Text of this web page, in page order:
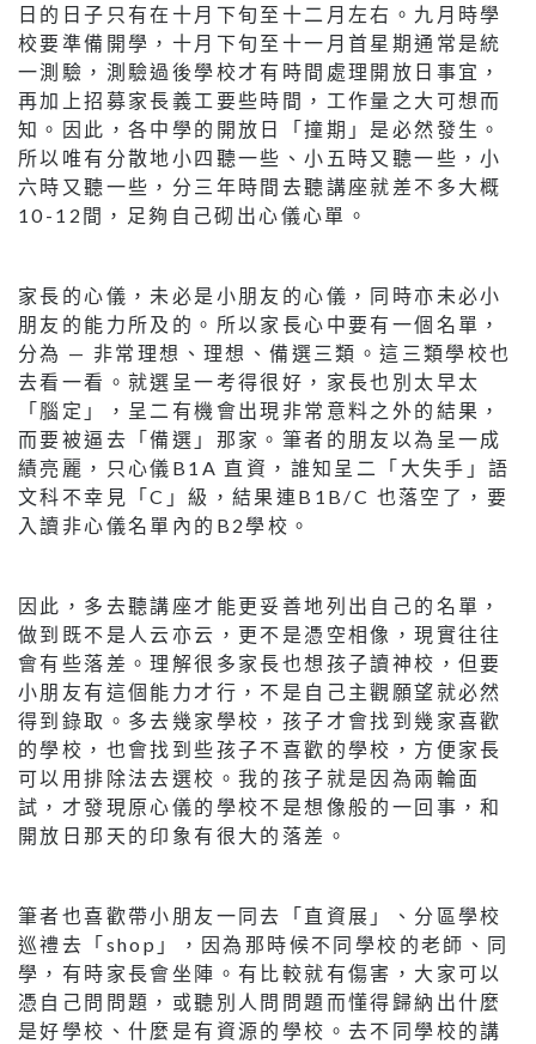
日的日子只有在十月下旬至十二月左右。九月時學
校要準備開學，十月下旬至十一月首星期通常是統
一測驗，測驗過後學校才有時間處理開放日事宜，
再加上招募家長義工要些時間，工作量之大可想而
知。因此，各中學的開放日「撞期」是必然發生。
所以唯有分散地小四聽一些、小五時又聽一些，小
六時又聽一些，分三年時間去聽講座就差不多大概
10-12間，足夠自己砌出心儀心單。
家長的心儀，未必是小朋友的心儀，同時亦未必小
朋友的能力所及的。所以家長心中要有一個名單，
分為 — 非常理想、理想、備選三類。這三類學校也
去看一看。就選呈一考得很好，家長也別太早太
「腦定」，呈二有機會出現非常意料之外的結果，
而要被逼去「備選」那家。筆者的朋友以為呈一成
績亮麗，只心儀B1A 直資，誰知呈二「大失手」語
文科不幸見「C」級，結果連B1B/C 也落空了，要
入讀非心儀名單內的B2學校。
因此，多去聽講座才能更妥善地列出自己的名單，
做到既不是人云亦云，更不是憑空相像，現實往往
會有些落差。理解很多家長也想孩子讀神校，但要
小朋友有這個能力才行，不是自己主觀願望就必然
得到錄取。多去幾家學校，孩子才會找到幾家喜歡
的學校，也會找到些孩子不喜歡的學校，方便家長
可以用排除法去選校。我的孩子就是因為兩輪面
試，才發現原心儀的學校不是想像般的一回事，和
開放日那天的印象有很大的落差。
筆者也喜歡帶小朋友一同去「直資展」、分區學校
巡禮去「shop」，因為那時候不同學校的老師、同
學，有時家長會坐陣。有比較就有傷害，大家可以
憑自己問問題，或聽別人問問題而懂得歸納出什麼
是好學校、什麼是有資源的學校。去不同學校的講